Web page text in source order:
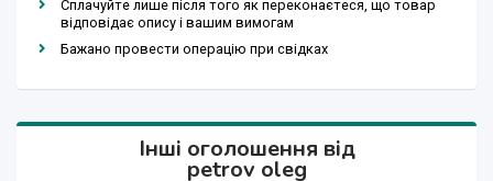
Сплачуйте лише після того як переконаєтеся, що товар
відповідає опису і вашим вимогам
Бажано провести операцію при свідках
Інші оголошення від
petrov oleg